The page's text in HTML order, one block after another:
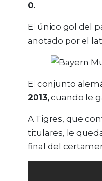
0.
El único gol del
anotado por el
El conjunto
2013, cuando le
A Tigres, que
titulares, le
final del